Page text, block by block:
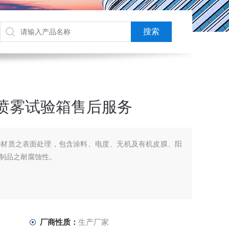
雾试验箱售后服务
质之表面处理，包含涂料、电度、无机及有机皮膜、阳
品之耐腐蚀性。
厂商性质： 生产厂家